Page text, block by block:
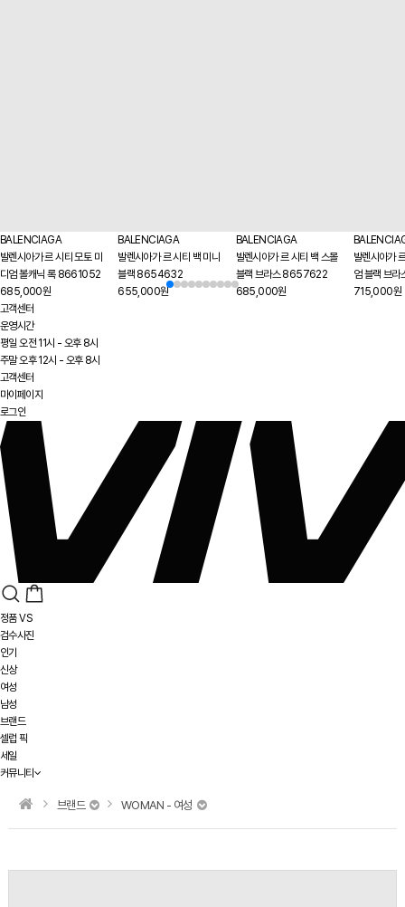
BALENCIAGA
발렌시아가 르 시티 모토 미
디엄 볼캐닉 록 8661052
685,000원
BALENCIAGA
발렌시아가 르 시티 백 미니
블랙 8654632
655,000원
BALENCIAGA
발렌시아가 르 시티 백 스몰
블랙 브라스 8657622
685,000원
발렌시아가
엄 블랙 브
715,000원
고객센터
운영시간
평일 오전 11시 - 오후 8시
주말 오후 12시 - 오후 8시
고객센터
마이페이지
로그인
정품 VS
검수사진
인기
신상
여성
남성
브랜드
셀럽 픽
세일
커뮤니티
브랜드 WOMAN - 여성